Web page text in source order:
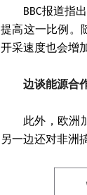
BBC报道指
提高这一比例。
开采速度也会增
边谈能源合
此外，欧洲
另一边还对非洲